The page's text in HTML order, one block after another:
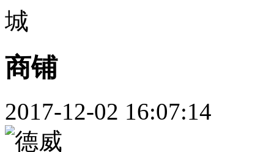
商铺
2017-12-02 16:07:14